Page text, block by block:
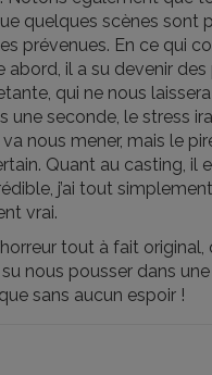
quelques scènes sont
prévenues. En ce qui
abord, il a su devenir
qui ne nous
une seconde, le
va nous mener, mais le
Quant au casting, il
j’ai tout
vrai.
tout à fait
nous pousser dans
sans aucun espoir !